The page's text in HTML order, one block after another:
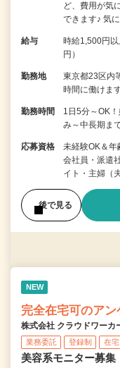
ど、費用が気
できます♪ 気
給与
時給1,500円
円）
勤務地
東京都23区内
時間に働けま
勤務時間
1日5分～OK
み～中長期ま
応募資格
未経験OK＆
会社員・派遣
イト・主婦（
後で見る
NEW
完全在宅可のア
株式会社 クラウドワーカ
業務委託 登録制 在
美容系モニター募集